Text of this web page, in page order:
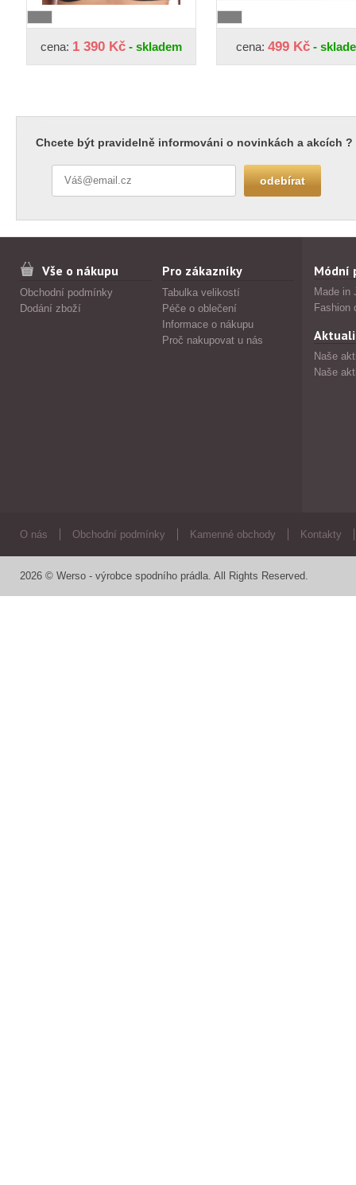
cena: 1 390 Kč - skladem cena: 499 Kč -
Chcete být pravidelně informováni o novinkách a akcích ?
Vše o nákupu
Obchodní podmínky
Dodání zboží
Pro zákazníky
Tabulka velikostí
Péče o oblečení
Informace o nákupu
Proč nakupovat u nás
Módní
Made in
Fashion
Naše
Naše
O nás Obchodní podmínky Kamenné obchody Kontakty
2026 © Werso - výrobce spodního prádla. All Rights Reserved.